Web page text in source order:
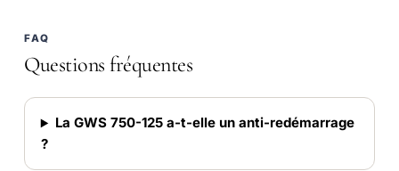
FAQ
Questions fréquentes
La GWS 750-125 a-t-elle un anti-redémarrage
?